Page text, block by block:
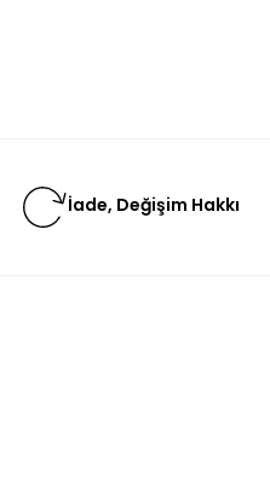
İade, Değişim Hakkı